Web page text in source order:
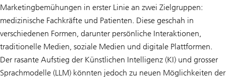
Marketingbemühungen in erster Linie an zwei Zielgruppen:
medizinische Fachkräfte und Patienten. Diese geschah in
verschiedenen Formen, darunter persönliche Interaktionen,
traditionelle Medien, soziale Medien und digitale Plattformen.
Der rasante Aufstieg der Künstlichen Intelligenz (KI) und grosser
Sprachmodelle (LLM) könnten jedoch zu neuen Möglichkeiten der